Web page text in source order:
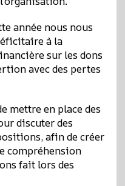
année nous nous
à la
sur les dons
avec des pertes
mettre en place des
discuter des
afin de créer
compréhension
fait lors des